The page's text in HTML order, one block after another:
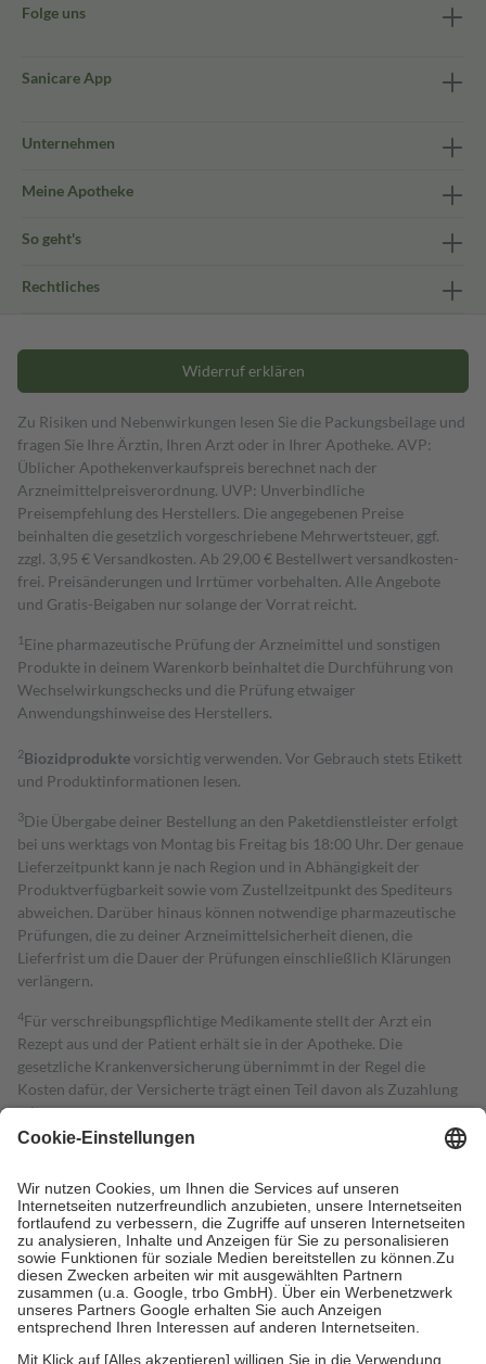
Folge uns
Sanicare App
Unternehmen
Meine Apotheke
So geht's
Rechtliches
Widerruf erklären
Zu Risiken und Nebenwirkungen lesen Sie die Packungsbeilage und
fragen Sie Ihre Ärztin, Ihren Arzt oder in Ihrer Apotheke. AVP:
Üblicher Apothekenverkaufspreis berechnet nach der
Arzneimittelpreisverordnung. UVP: Unverbindliche
Preisempfehlung des Herstellers. Die angegebenen Preise
beinhalten die gesetzlich vorgeschriebene Mehrwertsteuer, ggf.
zzgl. 3,95 € Versandkosten. Ab 29,00 € Bestell­wert versand­kosten­
frei. Preisänderungen und Irrtümer vorbehalten. Alle Angebote
und Gratis-Beigaben nur solange der Vorrat reicht.
1 Eine pharmazeutische Prüfung der Arzneimittel und sonstigen
Produkte in deinem Warenkorb beinhaltet die Durchführung von
Wechselwirkungschecks und die Prüfung etwaiger
Anwendungshinweise des Herstellers.
2Biozidproduktevorsichtig verwenden. Vor Gebrauch stets Etikett
und Produktinformationen lesen.
3Die Übergabe deiner Bestellung an den Paketdienstleister erfolgt
bei uns werktags von Montag bis Freitag bis 18:00 Uhr. Der genaue
Lieferzeitpunkt kann je nach Region und in Abhängigkeit der
Produktverfügbarkeit sowie vom Zustellzeitpunkt des Spediteurs
abweichen. Darüber hinaus können notwendige pharmazeutische
Prüfungen, die zu deiner Arzneimittelsicherheit dienen, die
Lieferfrist um die Dauer der Prüfungen einschließlich Klärungen
verlängern.
4Für verschreibungspflichtige Medikamente stellt der Arzt ein
Rezept aus und der Patient erhält sie in der Apotheke. Die
gesetzliche Krankenversicherung übernimmt in der Regel die
Kosten dafür, der Versicherte trägt einen Teil davon als Zuzahlung
mit.
Grundsätzlich leisten Mitglieder Zuzahlungen in Höhe von zehn
höchstens zehn Euro.
Es sind jedoch nie mehr als die tatsächlichen
Kosten der Leistung zu entrichten.
Diese Regeln gelten grundsätzlich auch für Online-Apotheken.
Bei Heilmitteln und häuslicher Krankenpflege beträgt die
Zuzahlung zehn Prozent der Kosten sowie zehn Euro je
Verordnung.
Um das Engagement der Versicherten für ihre eigene Gesundheit zu
stärken und die besondere Stellung der Familie zu unterstützen,